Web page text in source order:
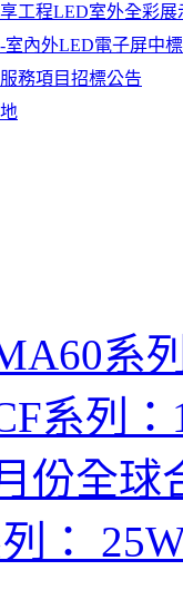
工程LED室外全彩
內外LED電子屏中
務項目招標公告
系
系列：
份全球
：